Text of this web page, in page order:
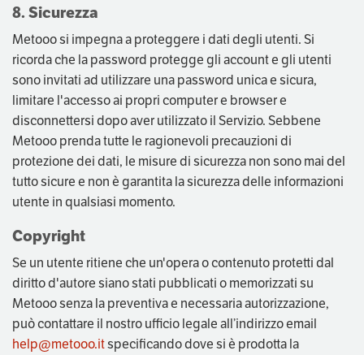
8. Sicurezza
Metooo si impegna a proteggere i dati degli utenti. Si
ricorda che la password protegge gli account e gli utenti
sono invitati ad utilizzare una password unica e sicura,
limitare l'accesso ai propri computer e browser e
disconnettersi dopo aver utilizzato il Servizio. Sebbene
Metooo prenda tutte le ragionevoli precauzioni di
protezione dei dati, le misure di sicurezza non sono mai del
tutto sicure e non è garantita la sicurezza delle informazioni
utente in qualsiasi momento.
Copyright
Se un utente ritiene che un'opera o contenuto protetti dal
diritto d'autore siano stati pubblicati o memorizzati su
Metooo senza la preventiva e necessaria autorizzazione,
può contattare il nostro ufficio legale all’indirizzo email
help@metooo.itspecificando dove si è prodotta la